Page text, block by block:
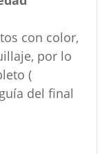
con color,
por lo
(
del final